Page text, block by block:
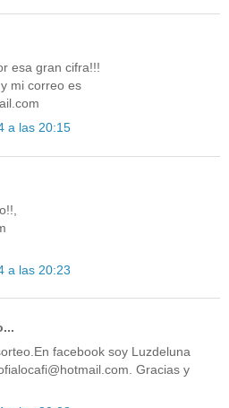
esa gran cifra!!!
mi correo es
a las 20:15
a las 20:23
facebook soy Luzdeluna
Gracias y